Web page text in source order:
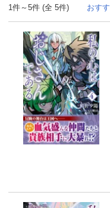
1件～5件 (全 5件) おす